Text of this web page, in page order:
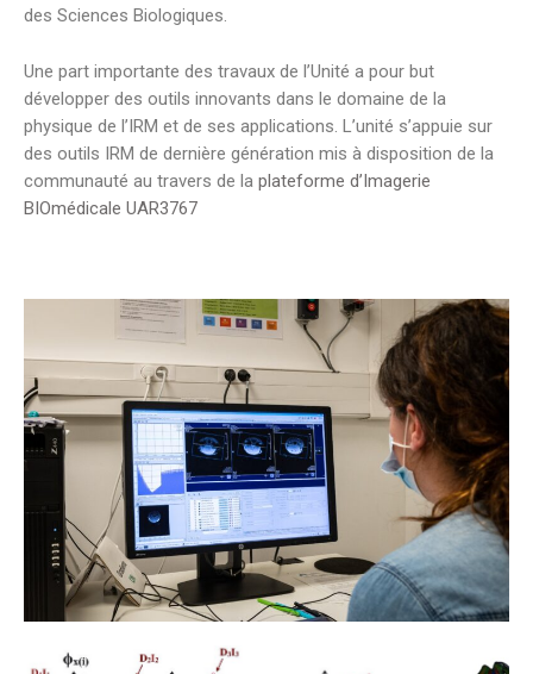
des Sciences Biologiques.
Une part importante des travaux de l’Unité a pour but
développer des outils innovants dans le domaine de la
physique de l’IRM et de ses applications. L’unité s’appuie sur
des outils IRM de dernière génération mis à disposition de la
communauté au travers de la plateforme d’Imagerie
BIOmédicale UAR3767